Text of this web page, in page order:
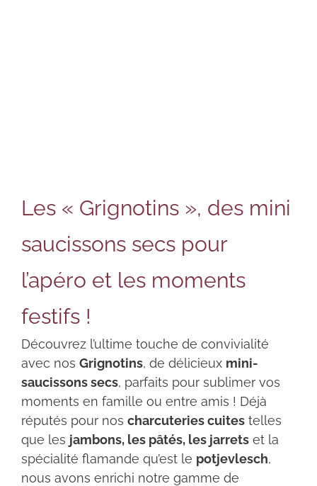
Les « Grignotins », des mini
saucissons secs pour
l’apéro et les moments
festifs !
Découvrez l’ultime touche de convivialité
avec nos Grignotins, de délicieux mini-
saucissons secs, parfaits pour sublimer vos
moments en famille ou entre amis ! Déjà
réputés pour nos charcuteries cuites telles
que les jambons, les pâtés, les jarrets et la
spécialité flamande qu’est le potjevlesch,
nous avons enrichi notre gamme de